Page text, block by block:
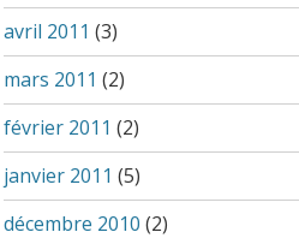
avril 2011 (3)
mars 2011 (2)
février 2011 (2)
janvier 2011 (5)
décembre 2010 (2)